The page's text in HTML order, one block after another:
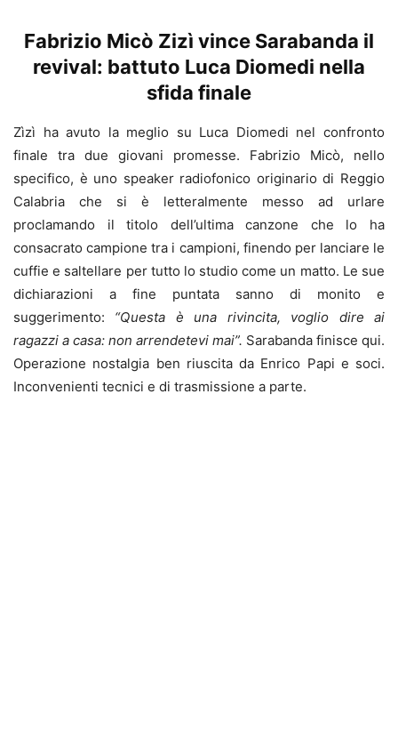
Fabrizio Micò Zizì vince Sarabanda il
revival: battuto Luca Diomedi nella
sfida finale
Zìzì ha avuto la meglio su Luca Diomedi nel confronto
finale tra due giovani promesse. Fabrizio Micò, nello
specifico, è uno speaker radiofonico originario di Reggio
Calabria che si è letteralmente messo ad urlare
proclamando il titolo dell’ultima canzone che lo ha
consacrato campione tra i campioni, finendo per lanciare le
cuffie e saltellare per tutto lo studio come un matto. Le sue
dichiarazioni a fine puntata sanno di monito e
suggerimento: “Questa è una rivincita, voglio dire ai
ragazzi a casa: non arrendetevi mai”. Sarabanda finisce qui.
Operazione nostalgia ben riuscita da Enrico Papi e soci.
Inconvenienti tecnici e di trasmissione a parte.